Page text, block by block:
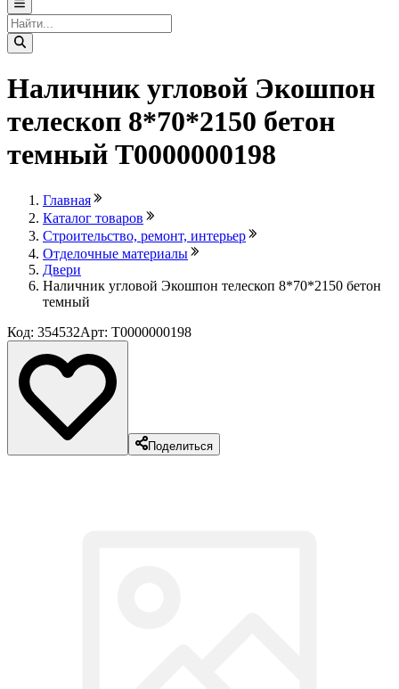
Наличник угловой Экошпон
телескоп 8*70*2150 бетон
темный Т0000000198
Главная
Каталог товаров
Строительство, ремонт, интерьер
Отделочные материалы
Двери
Наличник угловой Экошпон телескоп 8*70*2150 бетон
темный
Код: 354532Арт: Т0000000198
Поделиться